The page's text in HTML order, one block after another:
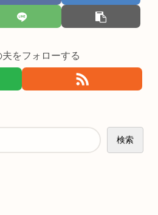
をフォローする
検索